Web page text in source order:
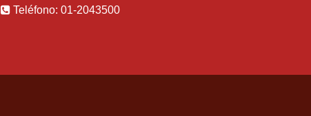
Teléfono: 01-2043500